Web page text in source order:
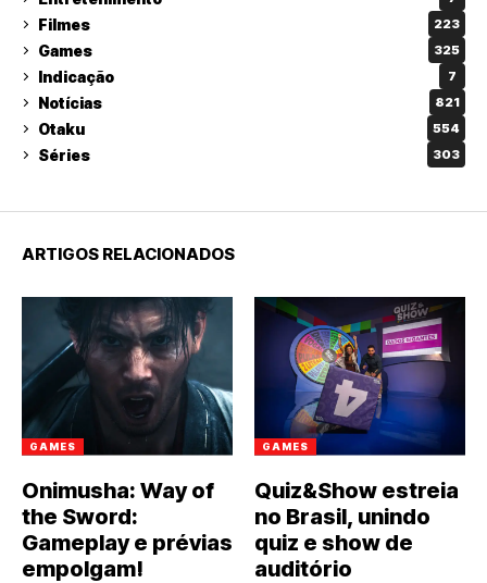
Filmes 223
Games 325
Indicação 7
Notícias 821
Otaku 554
Séries 303
ARTIGOS RELACIONADOS
GAMES
Onimusha: Way of
the Sword:
Gameplay e prévias
empolgam!
GAMES
Quiz&Show estreia
no Brasil, unindo
quiz e show de
auditório